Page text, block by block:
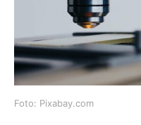
Foto: Pixabay.com